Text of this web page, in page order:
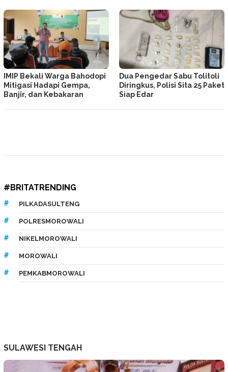
IMIP Bekali Warga Bahodopi
Mitigasi Hadapi Gempa,
Banjir, dan Kebakaran
Dua Pengedar Sabu Tolitoli
Diringkus, Polisi Sita 25 Paket
Siap Edar
#BRITATRENDING
PILKADASULTENG
POLRESMOROWALI
NIKELMOROWALI
MOROWALI
PEMKABMOROWALI
SULAWESI TENGAH